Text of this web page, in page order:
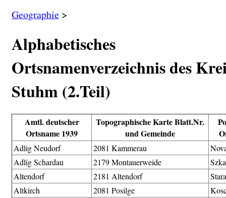
Geographie >
Alphabetisches
Ortsnamenverzeichnis des
Stuhm (2.Teil)
Amtl. deutscher
Ortsname 1939
Topographische Karte Blatt.Nr.
und Gemeinde
Adlig Neudorf 2081 Kammerau
Adlig Schardau
2179 Montauerweide
Altendorf
2181 Altendorf
Altkirch
2081 Posilge